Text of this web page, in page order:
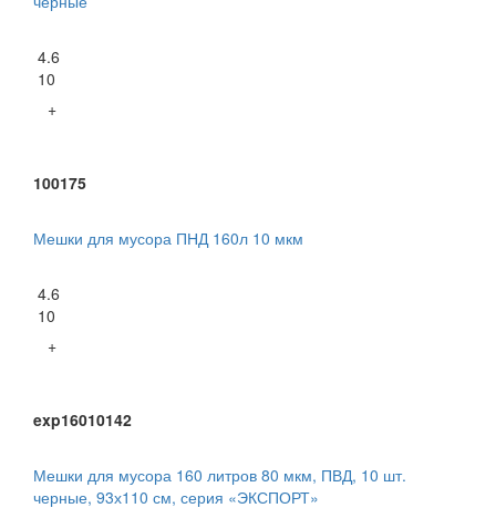
4.6
10
+
100175
Мешки для мусора ПНД 160л 10 мкм
4.6
10
+
exp16010142
Мешки для мусора 160 литров 80 мкм, ПВД, 10 шт.
черные, 93х110 см, серия «ЭКСПОРТ»